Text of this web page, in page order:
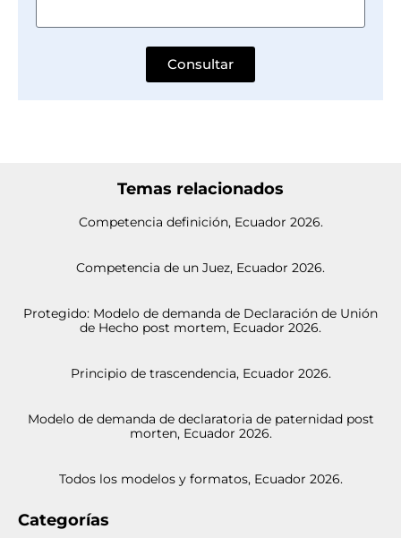
Consultar
Temas relacionados
Competencia definición, Ecuador 2026.
Competencia de un Juez, Ecuador 2026.
Protegido: Modelo de demanda de Declaración de Unión
de Hecho post mortem, Ecuador 2026.
Principio de trascendencia, Ecuador 2026.
Modelo de demanda de declaratoria de paternidad post
morten, Ecuador 2026.
Todos los modelos y formatos, Ecuador 2026.
Categorías